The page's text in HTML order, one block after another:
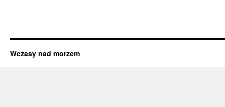
Wczasy nad morzem